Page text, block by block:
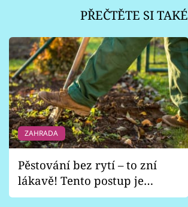
PŘEČTĚTE SI TAKÉ
ZAHRADA
Pěstování bez rytí – to zní
lákavě! Tento postup je
vhodný jen pro některé